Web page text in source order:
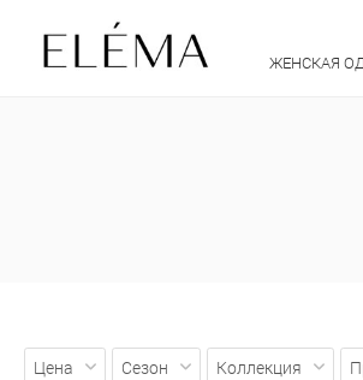
ЖЕНСКАЯ
Цена Сезон Коллекция